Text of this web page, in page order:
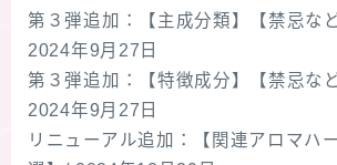
第３弾追加：【主成分類】【禁忌な
2024年9月27日
第３弾追加：【特徴成分】【禁忌な
2024年9月27日
リニューアル追加：【関連アロマハ